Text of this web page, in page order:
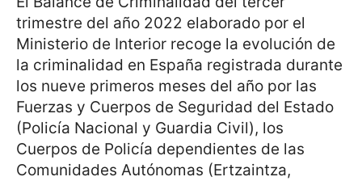
trimestre del año 2022 elaborado por el
Ministerio de Interior recoge la evolución de
la criminalidad en España registrada durante
los nueve primeros meses del año por las
Fuerzas y Cuerpos de Seguridad del Estado
(Policía Nacional y Guardia Civil), los
Cuerpos de Policía dependientes de las
Comunidades Autónomas (Ertzaintza,